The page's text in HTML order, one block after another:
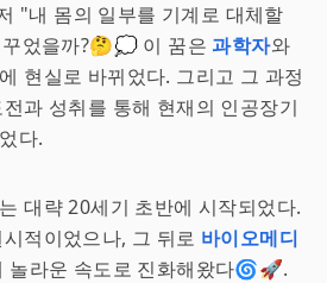
"내 몸의 일부를 기계로 대체할
꾸었을까?🤔💭 이 꿈은과학자와
현실로 바뀌었다. 그리고 그 과정
과 성취를 통해 현재의 인공장기
다.
대략 20세기 초반에 시작되었다.
적이었으나, 그 뒤로 바이오메디
놀라운 속도로 진화해왔다🌀🚀.